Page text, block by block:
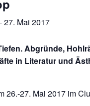
-27. Mai 2017
Abgründe,
in Literatur und
26.-27. Mai 2017 im